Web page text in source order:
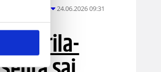
24.06.2026 09:31
Tikkurila-